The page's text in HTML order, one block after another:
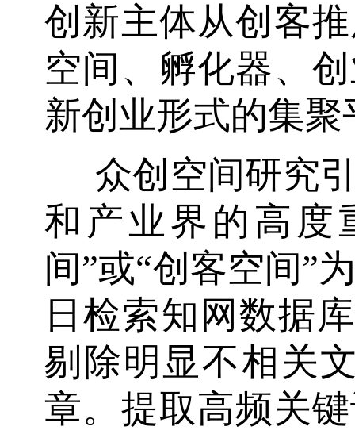
创新主体从创客
空间、孵化器、
新创业形式的集聚
众创空间研究
和产业界的高度
间”或“创客空间”
日检索知网数据
剔除明显不相关
章。提取高频关